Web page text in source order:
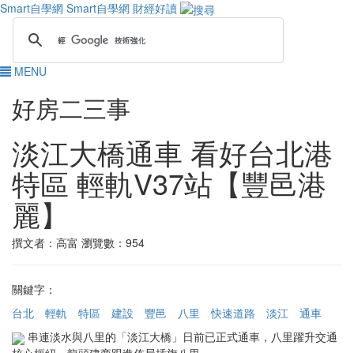
Smart自學網 Smart自學網 財經好讀
MENU
好房二三事
淡江大橋通車 看好台北港
特區 輕軌V37站【豐邑港
麗】
撰文者：高富 瀏覽數：954
關鍵字：
台北
輕軌 特區 建設 豐邑 八里 快速道路 淡江
通車
串連淡水與八里的「淡江大橋」日前已正式通車，八里躍升交通